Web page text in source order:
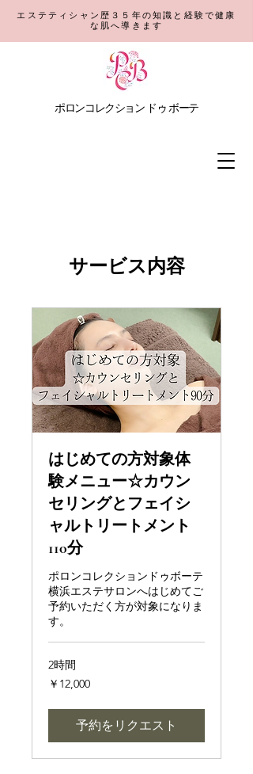
エステティシャン歴３５年の知識と経験で健康
な肌へ導きます
​ポロンコレクション ドゥ ボーテ
サービス内容
はじめての方対象体
験メニュー☆カウン
セリングとフェイシ
ャルトリートメント
110分
ポロンコレクションドゥボーテ
横浜エステサロンへはじめてご
予約いただく方が対象になりま
す。
2時間
12,000
円
￥12,000
予約をリクエスト